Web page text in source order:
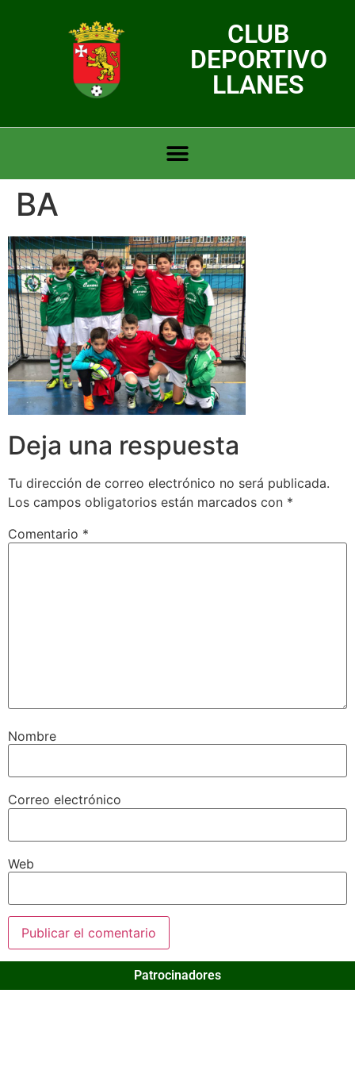
CLUB
DEPORTIVO
LLANES
BA
Deja una respuesta
Tu dirección de correo electrónico no será publicada.
Los campos obligatorios están marcados con *
Comentario *
Nombre
Correo electrónico
Web
Patrocinadores